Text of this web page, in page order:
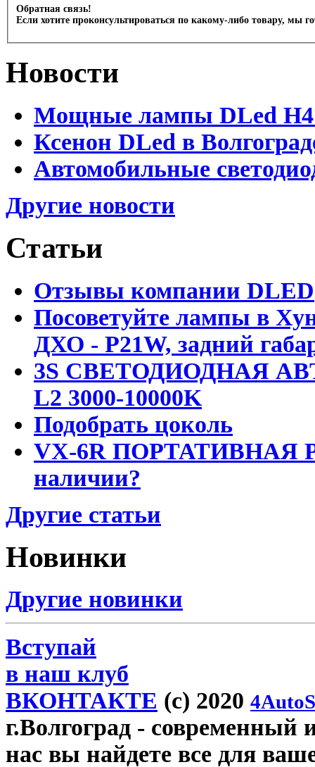
Обратная связь!
Если хотите проконсультироваться по какому-либо товару, мы
Новости
Мощные лампы DLed H4
Ксенон DLed в
Автомобильные
Другие новости
Статьи
Отзывы компании DLED
Посоветуйте лампы в
ДХО - P21W, задний
3S СВЕТОДИОДНАЯ
L2 3000-10000K
Подобрать цоколь
VX-6R ПОРТАТИВНАЯ
наличии?
Другие статьи
Новинки
Другие новинки
Вступай
в наш клуб
ВКОНТАКТЕ (c) 2020
г.Волгоград - современный
нас вы найдете все для